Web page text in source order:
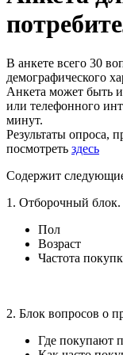
В анкете всего 30
демографического
Анкета может быть
или телефонного
минут.
Результаты опроса,
посмотреть здесь
Содержит
1. Отборочный блок.
Пол
Возраст
Частота
2. Блок вопросов о
Где покупают